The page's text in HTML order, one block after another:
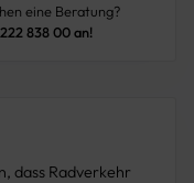
eine Beratung?
838 00 an!
dass Radverkehr